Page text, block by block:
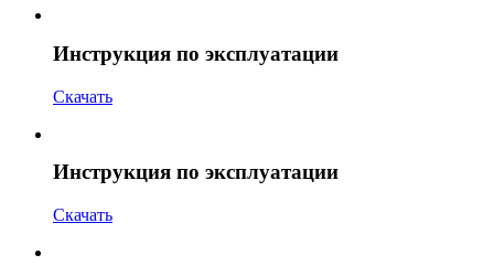
Инструкция по эксплуатации
Скачать
Инструкция по эксплуатации
Скачать